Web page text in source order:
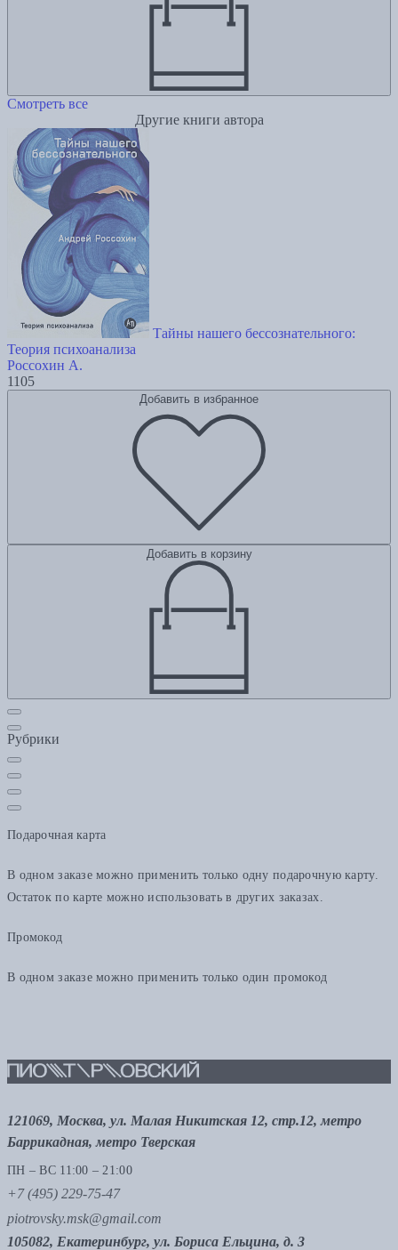
Смотреть все
Другие книги автора
Тайны нашего бессознательного:
Теория психоанализа
Россохин А.
1105
Добавить в избранное
Добавить в корзину
Рубрики
Подарочная карта
В одном заказе можно применить только одну подарочную карту.
Остаток по карте можно использовать в других заказах.
Промокод
В одном заказе можно применить только один промокод
121069, Москва, ул. Малая Никитская 12, стр.12, метро
Баррикадная, метро Тверская
ПН – ВС 11:00 – 21:00
+7 (495) 229-75-47
piotrovsky.msk@gmail.com
105082, Екатеринбург, ул. Бориса Ельцина, д. 3